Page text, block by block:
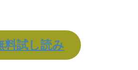
料試し読み